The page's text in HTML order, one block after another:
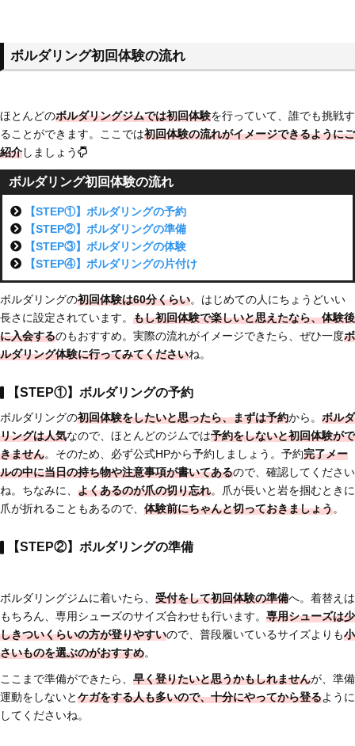
ボルダリング初回体験の流れ
ほとんどのボルダリングジムでは初回体験を行っていて、誰でも挑戦す
ることができます。ここでは初回体験の流れがイメージできるようにご
紹介しましょう
ボルダリング初回体験の流れ
【STEP①】ボルダリングの予約
【STEP②】ボルダリングの準備
【STEP③】ボルダリングの体験
【STEP④】ボルダリングの片付け
ボルダリングの初回体験は60分くらい。はじめての人にちょうどいい
長さに設定されています。 もし初回体験で楽しいと思えたなら、体験後
に入会するのもおすすめ。実際の流れがイメージできたら、ぜひ一度ボ
ルダリング体験に行ってみてくださいね。
【STEP①】ボルダリングの予約
ボルダリングの初回体験をしたいと思ったら、まずは予約から。 ボルダ
リングは人気なので、ほとんどのジムでは予約をしないと初回体験がで
きません。そのため、必ず公式HPから予約しましょう。予約完了メー
ルの中に当日の持ち物や注意事項が書いてあるので、確認してください
ね。ちなみに、 よくあるのが爪の切り忘れ。爪が長いと岩を掴むときに
爪が折れることもあるので、 体験前にちゃんと切っておきましょう。
【STEP②】ボルダリングの準備
ボルダリングジムに着いたら、 受付をして初回体験の準備へ。着替えは
もちろん、専用シューズのサイズ合わせも行います。 専用シューズは少
しきついくらいの方が登りやすいので、普段履いているサイズよりも小
さいものを選ぶのがおすすめ。
ここまで準備ができたら、 早く登りたいと思うかもしれませんが、準備
運動をしないとケガをする人も多いので、十分にやってから登るように
してくださいね。